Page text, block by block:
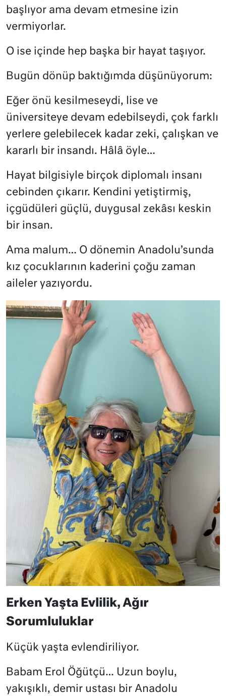
başlıyor ama devam etmesine izin
vermiyorlar.
O ise içinde hep başka bir hayat taşıyor.
Bugün dönüp baktığımda düşünüyorum:
Eğer önü kesilmeseydi, lise ve
üniversiteye devam edebilseydi, çok farklı
yerlere gelebilecek kadar zeki, çalışkan ve
kararlı bir insandı. Hâlâ öyle…
Hayat bilgisiyle birçok diplomalı insanı
cebinden çıkarır. Kendini yetiştirmiş,
içgüdüleri güçlü, duygusal zekâsı keskin
bir insan.
Ama malum… O dönemin Anadolu’sunda
kız çocuklarının kaderini çoğu zaman
aileler yazıyordu.
Erken Yaşta Evlilik, Ağır
Sorumluluklar
Küçük yaşta evlendiriliyor.
Babam Erol Öğütçü… Uzun boylu,
yakışıklı, demir ustası bir Anadolu